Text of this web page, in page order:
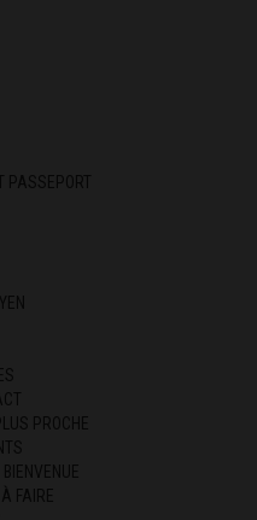
PASSEPORT
PROCHE
FAIRE